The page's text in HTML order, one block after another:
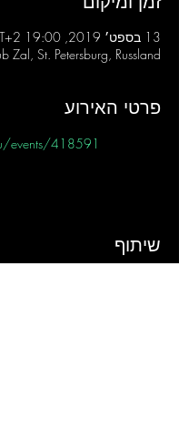
13 בספט׳ 2019, 19:00 GMT‎+2‎
Zal, St. Petersburg, Russland
פרטי האירוע
events/418591
שיתוף